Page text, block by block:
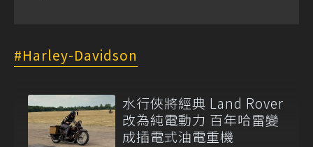
Harley-Davidson
水行俠將經典 Land Rover
改為純電動力 百年哈雷變
成插電式油電重機